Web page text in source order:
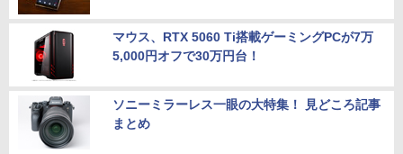
マウス、RTX 5060 Ti搭載ゲーミングPCが7万
5,000円オフで30万円台！
ソニーミラーレス一眼の大特集！ 見どころ記事
まとめ